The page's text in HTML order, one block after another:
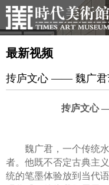
最新视频
抟庐文心 —— 魏广君
抟庐文心
魏广君，一个传统
者。他既不否定古典主
统的笔墨体验放到当代